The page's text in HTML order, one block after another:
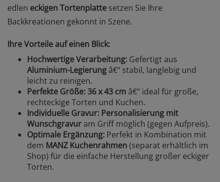
edlen eckigen Tortenplatte setzen Sie Ihre
Backkreationen gekonnt in Szene.
Ihre Vorteile auf einen Blick:
Hochwertige Verarbeitung: Gefertigt aus
Aluminium-Legierungâ€“ stabil, langlebig und
leicht zu reinigen.
Perfekte Größe:36 x 43 cm â€“ ideal für große,
rechteckige Torten und Kuchen.
Individuelle Gravur: Personalisierung mit
Wunschgravuram Griff möglich (gegen Aufpreis).
Optimale Ergänzung: Perfekt in Kombination mit
dem MANZ Kuchenrahmen (separat erhältlich im
Shop) für die einfache Herstellung großer eckiger
Torten.